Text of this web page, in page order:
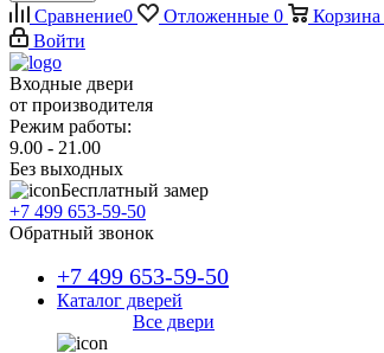
Сравнение0 Отложенные 0 Корзина
Войти
Входные двери
от производителя
Режим работы:
9.00 - 21.00
Без выходных
Бесплатный замер
+7 499 653-59-50
Обратный звонок
+7 499 653-59-50
Каталог дверей
Все двери